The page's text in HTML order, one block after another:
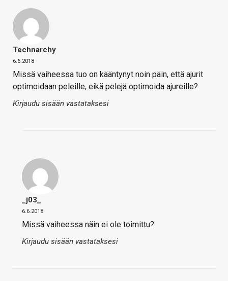
Technarchy
6.6.2018
Missä vaiheessa tuo on kääntynyt noin päin, että ajurit
optimoidaan peleille, eikä pelejä optimoida ajureille?
Kirjaudu sisään vastataksesi
_j03_
6.6.2018
Missä vaiheessa näin ei ole toimittu?
Kirjaudu sisään vastataksesi